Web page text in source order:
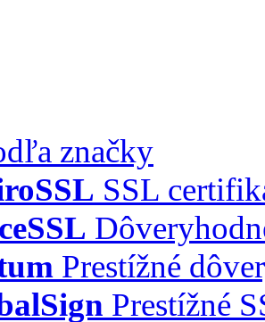
značky
SSL
Prestížné
Prestížné